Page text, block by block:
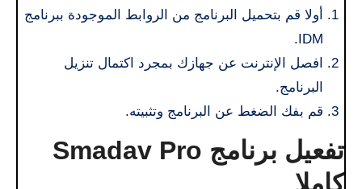
أولا قم بتحميل البرنامج من الروابط الموجودة ببرنامج
IDM.
افصل الإنترنت عن جهازك بمجرد اكتمال تنزيل
البرنامج.
قم بفك الضغط عن البرنامج وتثبيته.
تفعيل برنامج Smadav Pro